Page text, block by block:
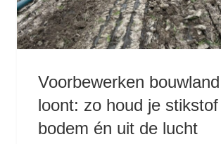
Voorbewerken bouwland
loont: zo houd je
bodem én uit de lucht